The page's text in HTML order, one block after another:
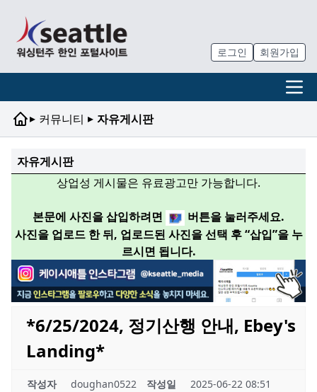
로그인 회원가입
▸ 커뮤니티 ▸ 자유게시판
자유게시판
상업성 게시물은 유료광고만 가능합니다.
본문에 사진을 삽입하려면
버튼을 눌러주세요.
사진을 업로드 한 뒤, 업로드된 사진을 선택 후 “삽입”을 누
르시면 됩니다.
*6/25/2024, 정기산행 안내, Ebey's
Landing*
작성자 doughan0522 작성일 2025-06-22 08:51